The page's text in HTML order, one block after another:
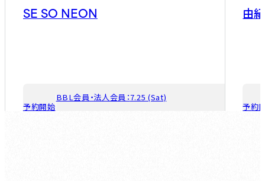
SE SO NEON
予約開始
BBL会員・法人会員：7.25 (Sat)
由
予約